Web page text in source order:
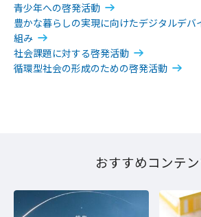
青少年への啓発活動
豊かな暮らしの実現に向けたデジタルデバ
組み
社会課題に対する啓発活動
循環型社会の形成のための啓発活動
おすすめコンテ